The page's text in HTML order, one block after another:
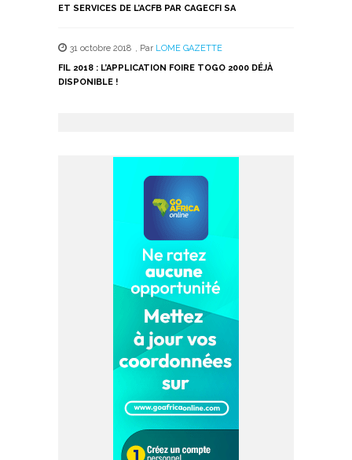
ET SERVICES DE L’ACFB PAR CAGECFI SA
31 octobre 2018 , Par LOME GAZETTE
FIL 2018 : L’APPLICATION FOIRE TOGO 2000 DÉJÀ
DISPONIBLE !